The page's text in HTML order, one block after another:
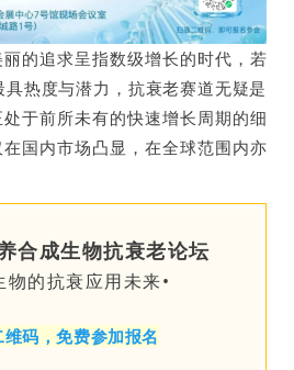
的追求呈指数级增长的时代，若
热度与潜力，抗衰老赛道无疑是
于前所未有的快速增长周期的细
国内市场凸显，在全球范围内亦
合成生物抗衰老论坛
物的抗衰应用未来•
维码，免费参加报名